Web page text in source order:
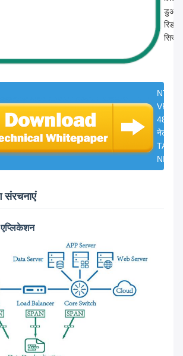
डुअल
NT-
VPP-
4860G
नेटवर्क
TAP
संरचनाएं